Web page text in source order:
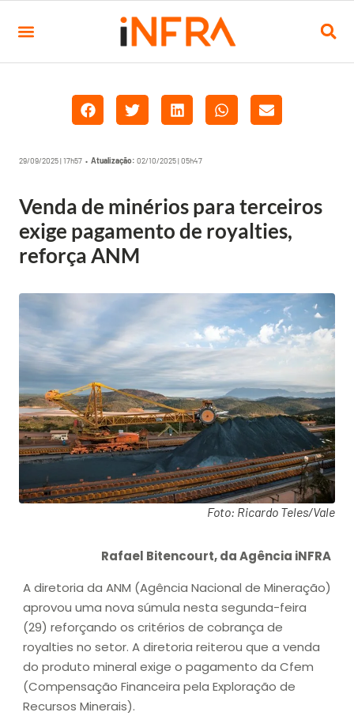
29/09/2025 | 17h57 • Atualização: 02/10/2025 | 05h47
Venda de minérios para terceiros
exige pagamento de royalties,
reforça ANM
Foto: Ricardo Teles/Vale
Rafael Bitencourt, da Agência iNFRA
A diretoria da ANM (Agência Nacional de Mineração)
aprovou uma nova súmula nesta segunda-feira
(29) reforçando os critérios de cobrança de
royalties no setor. A diretoria reiterou que a venda
do produto mineral exige o pagamento da Cfem
(Compensação Financeira pela Exploração de
Recursos Minerais).